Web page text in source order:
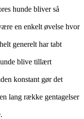
hunde bliver så
en enkelt øvelse hvor
generelt har tabt
blive tillært
konstant gør det
lang række gentagelser